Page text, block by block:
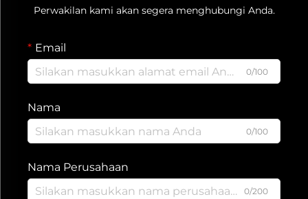
Perwakilan kami akan segera menghubungi Anda.
Email
0/100
Nama
0/100
Nama Perusahaan
0/200